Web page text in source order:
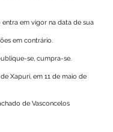
entra em vigor na data de sua
em contrário.
se, cumpra-se.
Xapuri, em 11 de maio de
de Vasconcelos